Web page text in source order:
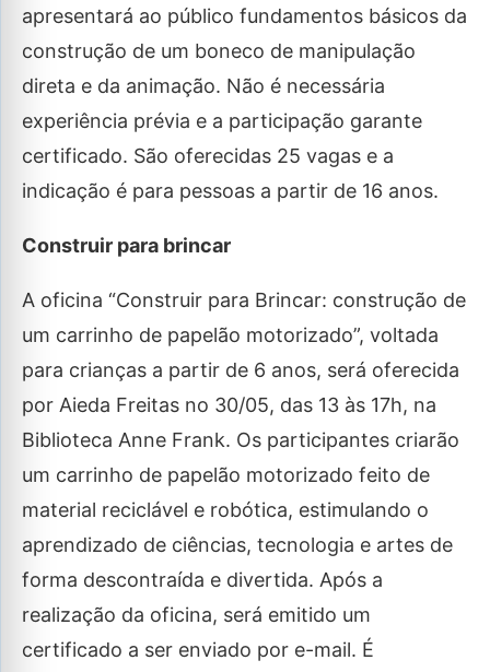
apresentará ao público fundamentos básicos da
construção de um boneco de manipulação
direta e da animação. Não é necessária
experiência prévia e a participação garante
certificado. São oferecidas 25 vagas e a
indicação é para pessoas a partir de 16 anos.
Construir para brincar
A oficina “Construir para Brincar: construção de
um carrinho de papelão motorizado”, voltada
para crianças a partir de 6 anos, será oferecida
por Aieda Freitas no 30/05, das 13 às 17h, na
Biblioteca Anne Frank. Os participantes criarão
um carrinho de papelão motorizado feito de
material reciclável e robótica, estimulando o
aprendizado de ciências, tecnologia e artes de
forma descontraída e divertida. Após a
realização da oficina, será emitido um
certificado a ser enviado por e-mail. É